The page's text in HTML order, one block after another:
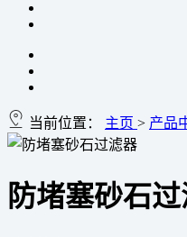
当前位置： 主页 > 产品
防堵塞砂石